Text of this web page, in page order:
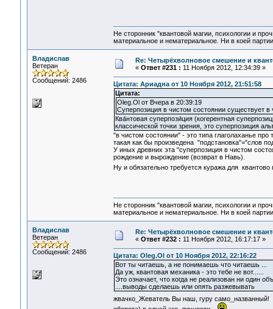
Не сторонник "квантовой магии, психологии и
материальное и нематериальное. Ни в коей
Владислав
Ветеран
Сообщений: 2486
Re: Четырёхволновое смешение и
« Ответ #231 : 11 Ноября 2012, 12:34:39 »
Цитата: Ариадна от 10 Ноября 2012, 21:51:58
Цитата:
Oleg.Ol от Вчера в 20:39:19
Суперпозиция в чистом состоянии существует
Ква́нтовая суперпози́ция (когерентная
классической точки зрения, это суперпозиция
"в чистом состоянии" - это типа глаголаханье
такая как бы произведена "подстановка"="слов
У иных древних эта "суперпозиция в чистом
рождение и вырождение (возврат в Навь).
Ну и обязательно требуется куража для
Не сторонник "квантовой магии, психологии и
материальное и нематериальное. Ни в коей
Владислав
Ветеран
Сообщений: 2486
Re: Четырёхволновое смешение и
« Ответ #232 : 11 Ноября 2012, 16:17:17 »
Цитата: Oleg.Ol от 10 Ноября 2012, 22:16:22
Вот ты читаешь, а не понимаешь что читаешь ...
Да уж, квантовая механика - это тебе не вот......
Это означает, что когда не реализован ни один
....выводы сделаешь или опять разжевывать
жвачко_Жеватель Вы наш, гуру само_названный!